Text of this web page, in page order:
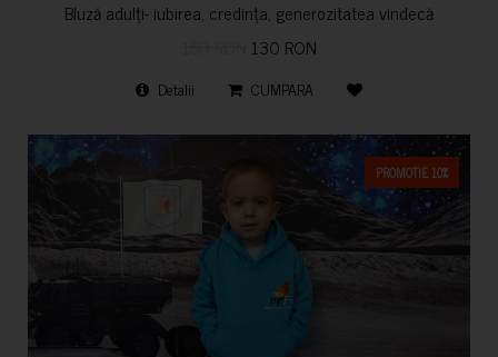
Bluză adulți- iubirea, credința, generozitatea vindecă
130 RON
Detalii CUMPARA
PROMOTIE 10%